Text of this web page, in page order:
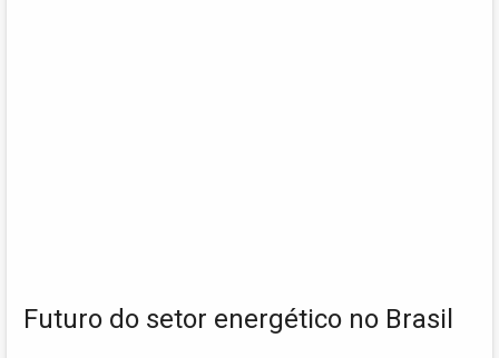
Futuro do setor energético no Brasil